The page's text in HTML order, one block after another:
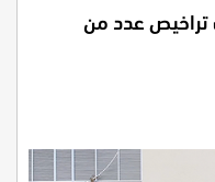
تراخيص عدد من